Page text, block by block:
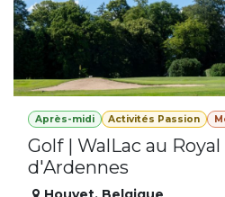
Après-midi Activités Passion
Golf | WalLac au
d'Ardennes